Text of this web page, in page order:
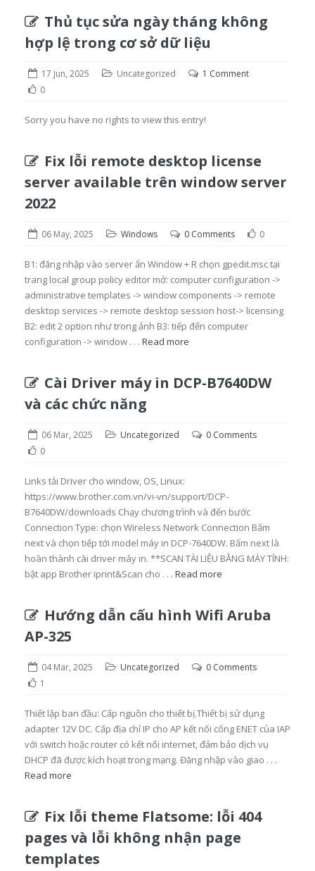
Thủ tục sửa ngày tháng không
hợp lệ trong cơ sở dữ liệu
17 Jun, 2025 Uncategorized
1 Comment
0
Sorry you have no rights to view this entry!
Fix lỗi remote desktop license
server available trên window server
2022
06 May, 2025 Windows 0 Comments 0
B1: đăng nhập vào server ấn Window + R chọn gpedit.msc tại
trang local group policy editor mở: computer configuration ->
administrative templates -> window components -> remote
desktop services -> remote desktop session host-> licensing
B2: edit 2 option như trong ảnh B3: tiếp đến computer
configuration -> window . . . Read more
Cài Driver máy in DCP-B7640DW
và các chức năng
06 Mar, 2025 Uncategorized
0 Comments
0
Links tải Driver cho window, OS, Linux:
https://www.brother.com.vn/vi-vn/support/DCP-
B7640DW/downloads Chạy chương trình và đến bước
Connection Type: chọn Wireless Network Connection Bấm
next và chọn tiếp tới model máy in DCP-7640DW. Bấm next là
hoàn thành cài driver máy in. **SCAN TÀI LIỆU BẰNG MÁY TÍNH:
bật app Brother iprint&Scan cho . . . Read more
Hướng dẫn cấu hình Wifi Aruba
AP-325
04 Mar, 2025 Uncategorized
0 Comments
1
Thiết lập ban đầu: Cấp nguồn cho thiết bị.Thiết bị sử dụng
adapter 12V DC. Cấp địa chỉ IP cho AP kết nối cổng ENET của IAP
với switch hoặc router có kết nối internet, đảm bảo dịch vụ
DHCP đã được kích hoạt trong mạng. Đăng nhập vào giao . . .
Read more
Fix lỗi theme Flatsome: lỗi 404
pages và lỗi không nhận page
templates